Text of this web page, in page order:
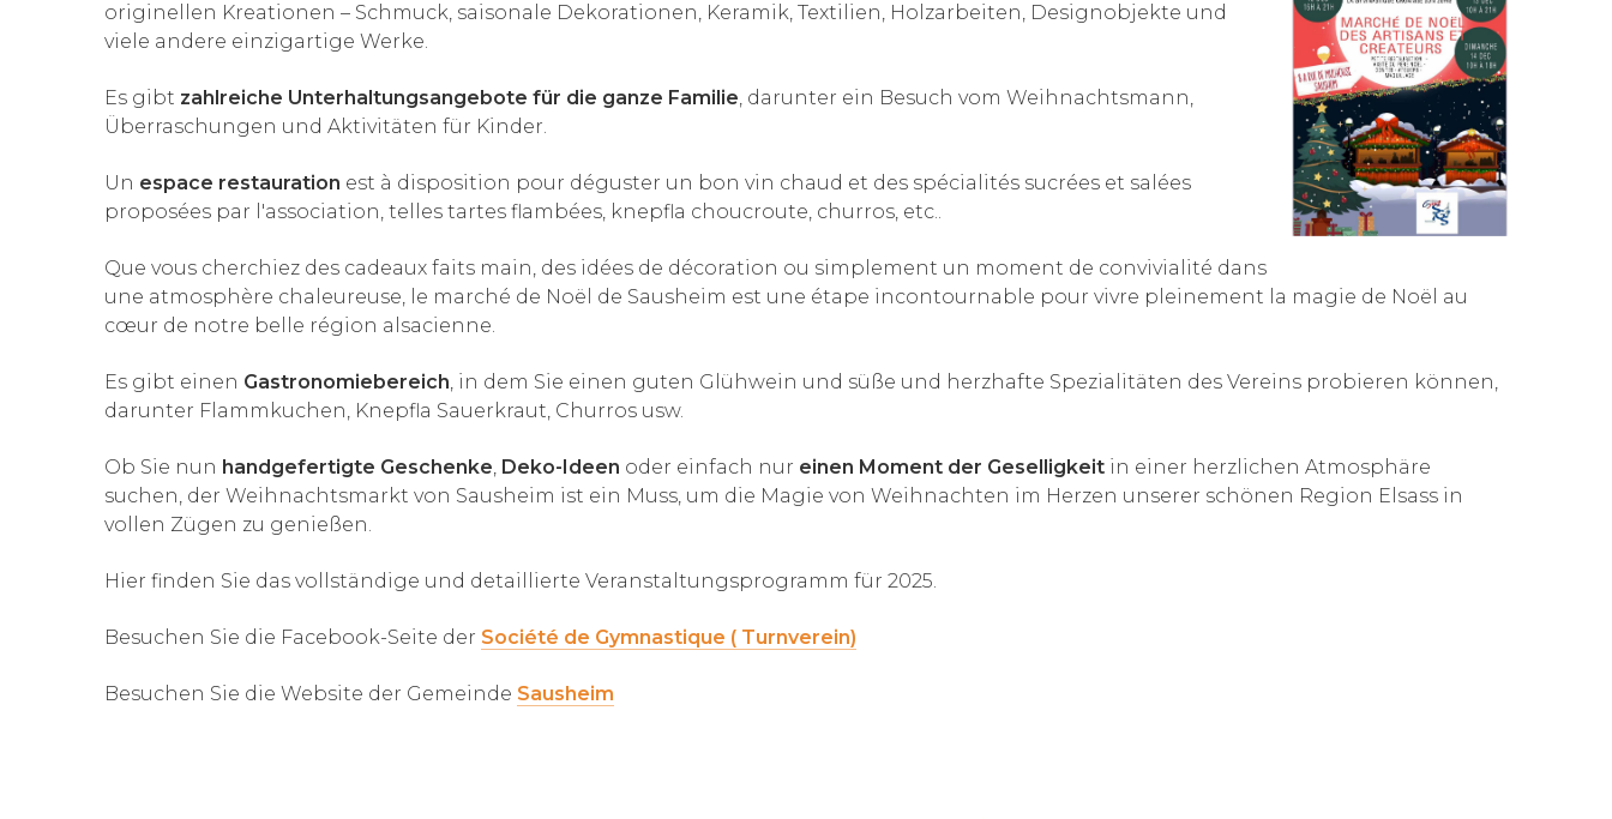
originellen Kreationen – Schmuck, saisonale Dekorationen, Keramik, Textilien, Holzarbeiten, Designobjekte und
viele andere einzigartige Werke.
Es gibt zahlreiche Unterhaltungsangebote für die ganze Familie, darunter ein Besuch vom Weihnachtsmann,
Überraschungen und Aktivitäten für Kinder.
Un espace restauration est à disposition pour déguster un bon vin chaud et des spécialités sucrées et salées
proposées par l'association, telles tartes flambées, knepfla choucroute, churros, etc..
Que vous cherchiez des cadeaux faits main, des idées de décoration ou simplement un moment de convivialité dans
une atmosphère chaleureuse, le marché de Noël de Sausheim est une étape incontournable pour vivre pleinement la magie de Noël au
cœur de notre belle région alsacienne.
Es gibt einen Gastronomiebereich, in dem Sie einen guten Glühwein und süße und herzhafte Spezialitäten des Vereins probieren können,
darunter Flammkuchen, Knepfla Sauerkraut, Churros usw.
Ob Sie nun handgefertigte Geschenke, Deko-Ideen oder einfach nur einen Moment der Geselligkeit in einer herzlichen Atmosphäre
suchen, der Weihnachtsmarkt von Sausheim ist ein Muss, um die Magie von Weihnachten im Herzen unserer schönen Region Elsass in
vollen Zügen zu genießen.
Hier finden Sie das vollständige und detaillierte Veranstaltungsprogramm für 2025.
Besuchen Sie die Facebook-Seite der Société de Gymnastique ( Turnverein)
Besuchen Sie die Website der Gemeinde Sausheim